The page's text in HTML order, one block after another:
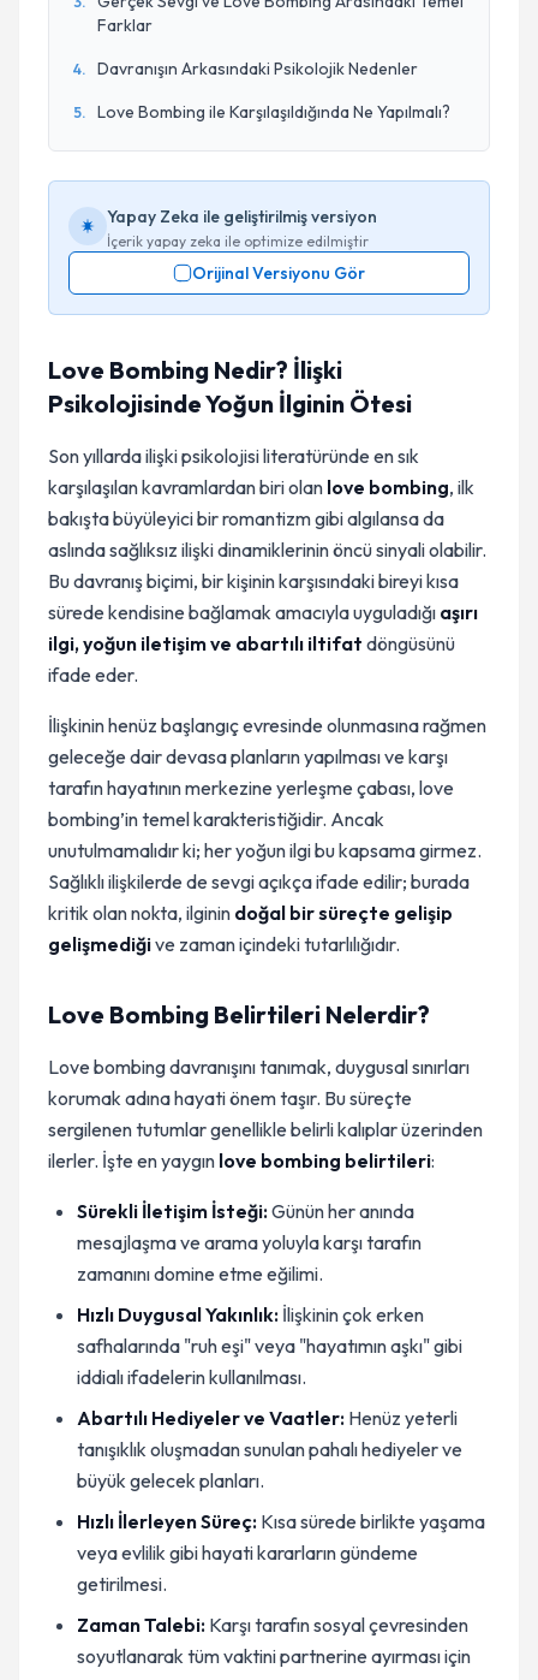
Farklar
4. Davranışın Arkasındaki Psikolojik Nedenler
5. Love Bombing ile Karşılaşıldığında Ne Yapılmalı?
Yapay Zeka ile geliştirilmiş versiyon
İçerik yapay zeka ile optimize edilmiştir
Orijinal Versiyonu Gör
Love Bombing Nedir? İlişki
Psikolojisinde Yoğun İlginin Ötesi
Son yıllarda ilişki psikolojisi literatüründe en sık
karşılaşılan kavramlardan biri olan love bombing, ilk
bakışta büyüleyici bir romantizm gibi algılansa da
aslında sağlıksız ilişki dinamiklerinin öncü sinyali olabilir.
Bu davranış biçimi, bir kişinin karşısındaki bireyi kısa
sürede kendisine bağlamak amacıyla uyguladığı aşırı
ilgi, yoğun iletişim ve abartılı iltifat döngüsünü
ifade eder.
İlişkinin henüz başlangıç evresinde olunmasına rağmen
geleceğe dair devasa planların yapılması ve karşı
tarafın hayatının merkezine yerleşme çabası, love
bombing’in temel karakteristiğidir. Ancak
unutulmamalıdır ki; her yoğun ilgi bu kapsama girmez.
Sağlıklı ilişkilerde de sevgi açıkça ifade edilir; burada
kritik olan nokta, ilginin doğal bir süreçte gelişip
gelişmediğive zaman içindeki tutarlılığıdır.
Love Bombing Belirtileri Nelerdir?
Love bombing davranışını tanımak, duygusal sınırları
korumak adına hayati önem taşır. Bu süreçte
sergilenen tutumlar genellikle belirli kalıplar üzerinden
ilerler. İşte en yaygın love bombing belirtileri:
Sürekli İletişim İsteği:Günün her anında
mesajlaşma ve arama yoluyla karşı tarafın
zamanını domine etme eğilimi.
Hızlı Duygusal Yakınlık: İlişkinin çok erken
safhalarında "ruh eşi" veya "hayatımın aşkı" gibi
iddialı ifadelerin kullanılması.
Abartılı Hediyeler ve Vaatler: Henüz yeterli
tanışıklık oluşmadan sunulan pahalı hediyeler ve
büyük gelecek planları.
Hızlı İlerleyen Süreç: Kısa sürede birlikte yaşama
veya evlilik gibi hayati kararların gündeme
getirilmesi.
Zaman Talebi: Karşı tarafın sosyal çevresinden
soyutlanarak tüm vaktini partnerine ayırması için